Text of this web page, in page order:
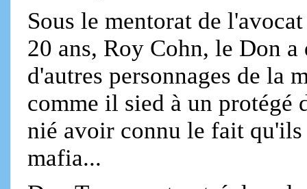
Sous le mentorat de
20 ans, Roy Cohn, le Don
d'autres personnages de la
comme il sied à un protégé
nié avoir connu le fait qu'ils
mafia...